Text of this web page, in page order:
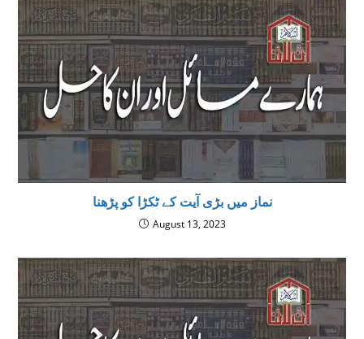
نماز میں بڑی آیت کے ٹکڑا کو پڑھنا
August 13, 2023